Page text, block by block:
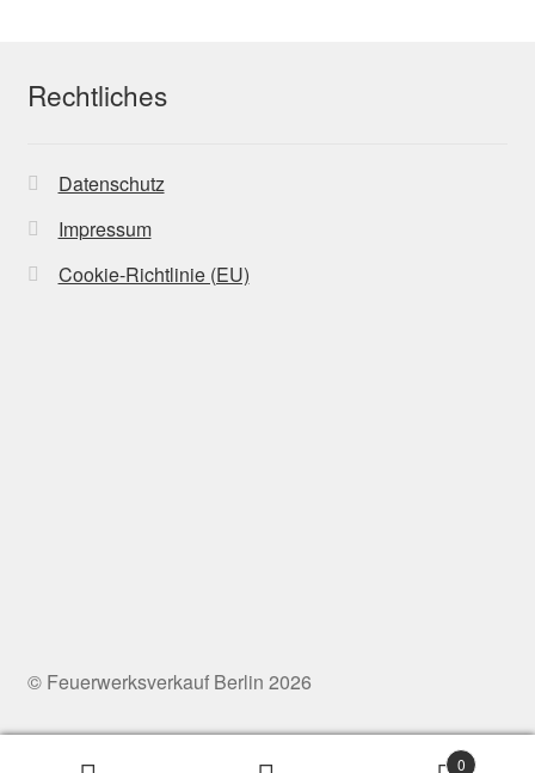
Rechtliches
Datenschutz
Impressum
Cookie-Richtlinie (EU)
© Feuerwerksverkauf Berlin 2026
0